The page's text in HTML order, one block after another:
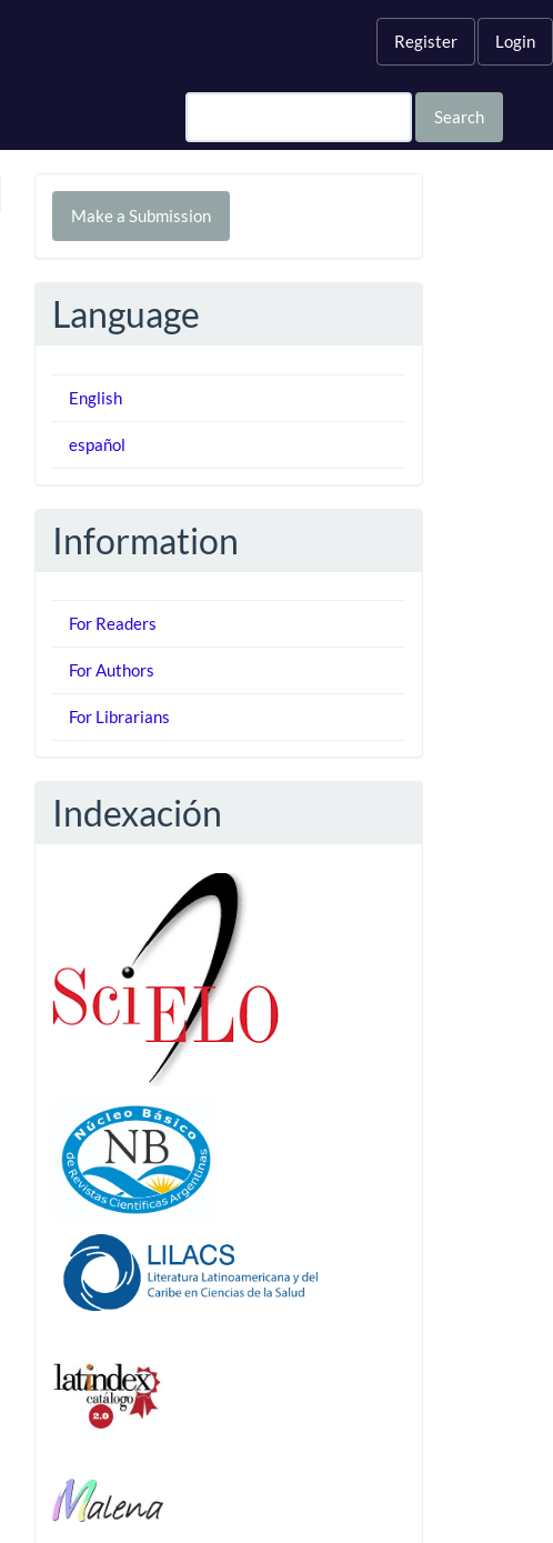
Register Login
Search
Make
Make a Submission
Language
English
español
Information
For Readers
For Authors
For Librarians
Indexación